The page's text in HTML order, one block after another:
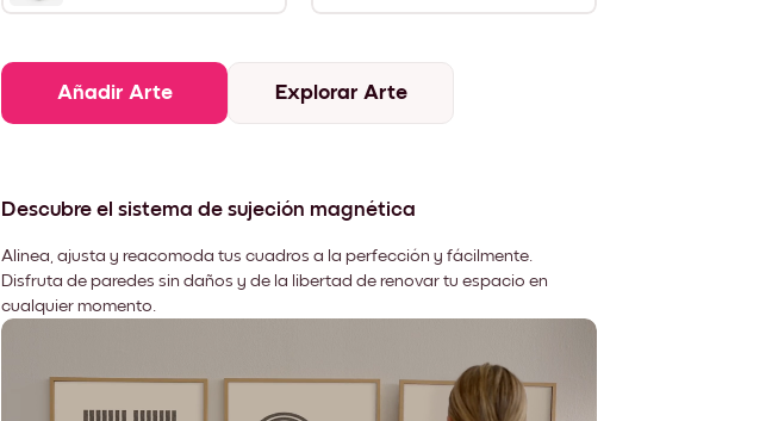
Añadir Arte Explorar Arte
Descubre el sistema de sujeción magnética
Alinea, ajusta y reacomoda tus cuadros a la perfección y fácilmente.
Disfruta de paredes sin daños y de la libertad de renovar tu espacio en
cualquier momento.